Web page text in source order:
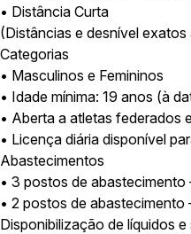
• Distância Curta
(Distâncias e desnível
Categorias
• Masculinos e Femininos
• Idade mínima: 19 anos (à
• Aberta a atletas federados
• Licença diária disponível
Abastecimentos
• 3 postos de abastecimento
• 2 postos de abastecimento
Disponibilização de líquidos